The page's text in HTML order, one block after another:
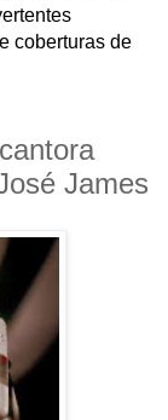
coberturas de
James